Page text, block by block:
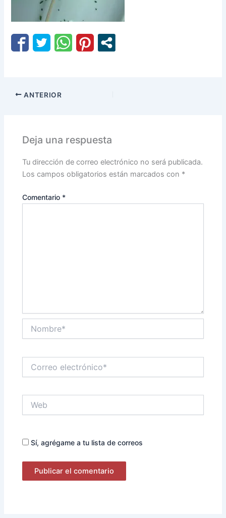
ANTERIOR
Deja una respuesta
Tu dirección de correo electrónico no será publicada.
Los campos obligatorios están marcados con *
Comentario *
electrónico*
Sí, agrégame a tu lista de correos